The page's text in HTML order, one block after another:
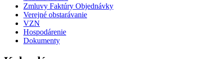
Zmluvy Faktúry Objednávky
Verejné obstarávanie
VZN
Hospodárenie
Dokumenty